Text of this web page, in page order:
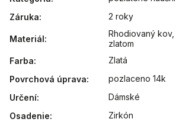
Záruka: 2 roky
Materiál:
Rhodiovaný kov,
zlatom
Farba:
Zlatá
Povrchová úprava:
pozlaceno 14k
Určení:
Dámské
Osadenie: Zirkón